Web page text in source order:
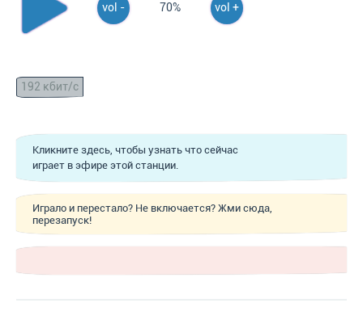
vol - 70% vol +
192 кбит/с
Кликните здесь, чтобы узнать что сейчас
играет в эфире этой станции.
Играло и перестало? Не включается? Жми сюда,
перезапуск!